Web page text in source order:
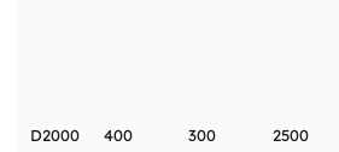
D2000 400 300 2500